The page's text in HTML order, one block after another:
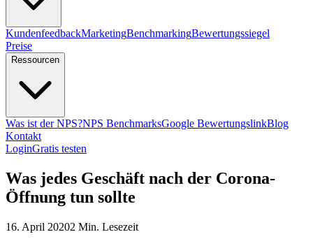
KundenfeedbackMarketingBenchmarkingBewertungssiegel
Preise
Ressourcen
Was ist der NPS?NPS BenchmarksGoogle BewertungslinkBlog
Kontakt
LoginGratis testen
Was jedes Geschäft nach der Corona-
Öffnung tun sollte
16. April 20202 Min. Lesezeit